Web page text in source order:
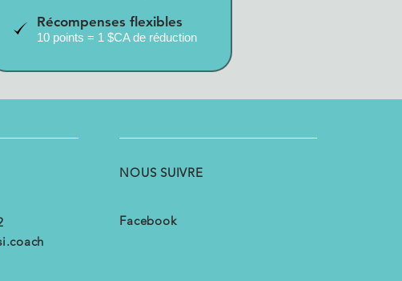
Récompenses flexibles
10 points = 1 $CA de réduction
NOUS SUIVRE
Facebook